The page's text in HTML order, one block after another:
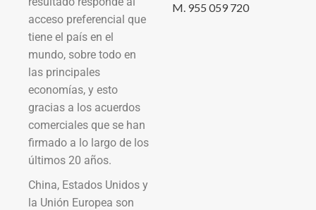
acceso preferencial que
tiene el país en el
mundo, sobre todo en
las principales
economías, y esto
gracias a los acuerdos
comerciales que se han
firmado a lo largo de los
últimos 20 años.
China, Estados Unidos y
la Unión Europea son
M. 955 059 720